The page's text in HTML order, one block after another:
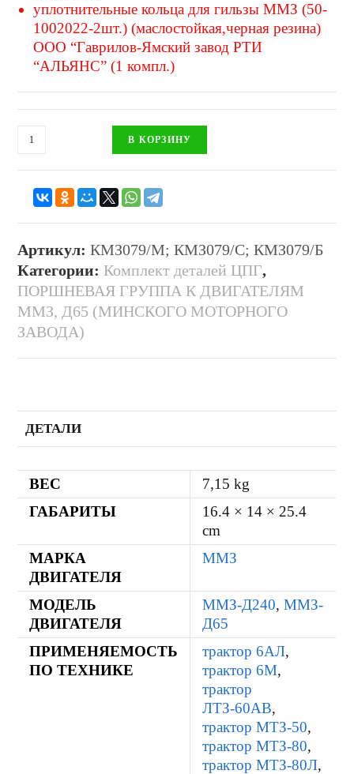
уплотнительные кольца для гильзы ММЗ (50-
1002022-2шт.) (маслостойкая,черная резина)
ООО “Гаврилов-Ямский завод РТИ
“АЛЬЯНС” (1 компл.)
В КОРЗИНУ
Артикул:КМЗ079/М; КМЗ079/С; КМЗ079/Б
Категории: Комплект деталей ЦПГ,
ПОРШНЕВАЯ ГРУППА К ДВИГАТЕЛЯМ
ММЗ, Д65 (МИНСКОГО МОТОРНОГО
ЗАВОДА)
ДЕТАЛИ
ВЕС
7,15 kg
ГАБАРИТЫ
16.4 × 14 × 25.4
cm
МАРКА
ДВИГАТЕЛЯ
ММЗ
МОДЕЛЬ
ДВИГАТЕЛЯ
ММЗ-Д240,ММЗ-
Д65
ПРИМЕНЯЕМОСТЬ
ПО ТЕХНИКЕ
трактор 6АЛ,
трактор 6М,
трактор
ЛТЗ-60АВ,
трактор МТЗ-50,
трактор МТЗ-80,
трактор МТЗ-80Л,